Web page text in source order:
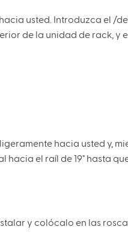
usted. Introduzca el /
de la unidad de rack, y
hacia usted y,
el raíl de 19" hasta
y colócalo en las